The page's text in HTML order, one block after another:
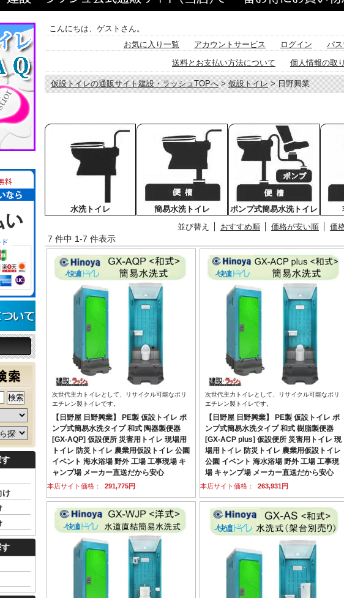
け
こんにちは、ゲストさん。
お気に入り一覧
アカウントサービス ログイン
パ
送料とお支払い方法について
個人情報の取
仮設トイレの通販サイト建設・ラッシュTOPへ>仮設トイレ> 日野興業
水洗トイレ 簡易水洗トイレ ポンプ式簡易水洗トイレ
並び替え
おすすめ順 価格が安い順 価
7 件中 1-7 件表示
次世代主力トイレとして、リサイクル可能なポリ
エチレン製トイレです。
【日野屋 日野興業】 PE製 仮設トイレ ポ
ンプ式簡易水洗タイプ 和式 陶器製便器
[GX-AQP] 仮設便所 災害用トイレ 現場用
トイレ 防災トイレ 農業用仮設トイレ 公園
イベント 海水浴場 野外 工場 工事現場 キ
ャンプ場 メーカー直送だから安心
本店サイト価格： 291,775円
次世代主力トイレとして、リサイクル可能なポリ
エチレン製トイレです。
【日野屋 日野興業】 PE製 仮設トイレ ポ
ンプ式簡易水洗タイプ 和式 樹脂製便器
[GX-ACP plus] 仮設便所 災害用トイレ 現
場用トイレ 防災トイレ 農業用仮設トイレ
公園 イベント 海水浴場 野外 工場 工事現
場 キャンプ場 メーカー直送だから安心
本店サイト価格： 263,931円